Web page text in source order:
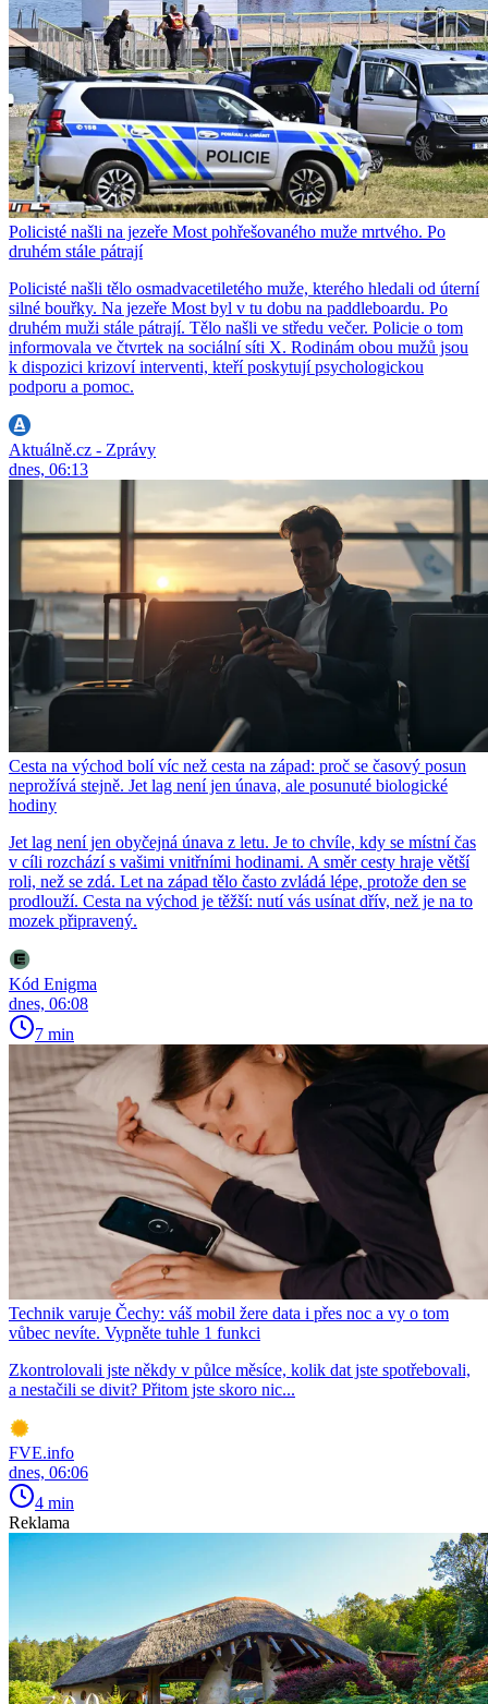
Policisté našli na jezeře Most pohřešovaného muže mrtvého. Po
druhém stále pátrají
Policisté našli tělo osmadvacetiletého muže, kterého hledali od úterní
silné bouřky. Na jezeře Most byl v tu dobu na paddleboardu. Po
druhém muži stále pátrají. Tělo našli ve středu večer. Policie o tom
informovala ve čtvrtek na sociální síti X. Rodinám obou mužů jsou
k dispozici krizoví interventi, kteří poskytují psychologickou
podporu a pomoc.
Aktuálně.cz - Zprávy
dnes, 06:13
Cesta na východ bolí víc než cesta na západ: proč se časový posun
neprožívá stejně. Jet lag není jen únava, ale posunuté biologické
hodiny
Jet lag není jen obyčejná únava z letu. Je to chvíle, kdy se místní čas
v cíli rozchází s vašimi vnitřními hodinami. A směr cesty hraje větší
roli, než se zdá. Let na západ tělo často zvládá lépe, protože den se
prodlouží. Cesta na východ je těžší: nutí vás usínat dřív, než je na to
mozek připravený.
Kód Enigma
dnes, 06:08
7 min
Technik varuje Čechy: váš mobil žere data i přes noc a vy o tom
vůbec nevíte. Vypněte tuhle 1 funkci
Zkontrolovali jste někdy v půlce měsíce, kolik dat jste spotřebovali,
a nestačili se divit? Přitom jste skoro nic...
FVE.info
dnes, 06:06
4 min
Reklama